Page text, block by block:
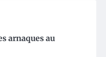
arnaques au